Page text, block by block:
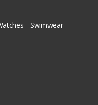
Swimwear